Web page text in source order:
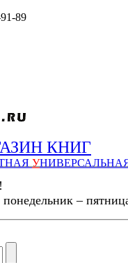
89
КНИГ
У
–